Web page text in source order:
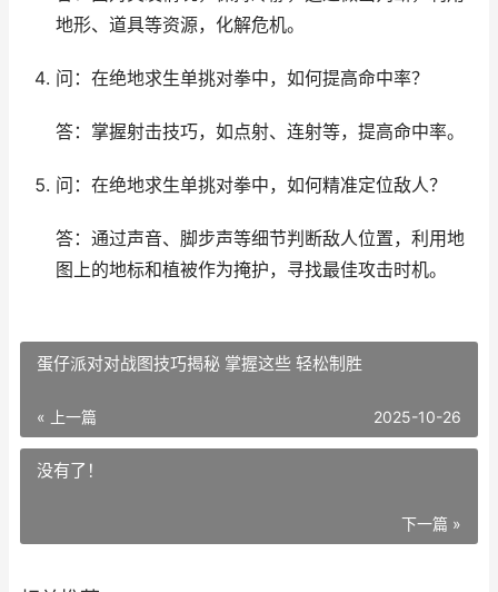
地形、道具等资源，化解危机。
问：在绝地求生单挑对拳中，如何提高命中率？
答：掌握射击技巧，如点射、连射等，提高命中率。
问：在绝地求生单挑对拳中，如何精准定位敌人？
答：通过声音、脚步声等细节判断敌人位置，利用地
图上的地标和植被作为掩护，寻找最佳攻击时机。
蛋仔派对对战图技巧揭秘 掌握这些 轻松制胜
« 上一篇 2025-10-26
没有了！
下一篇 »